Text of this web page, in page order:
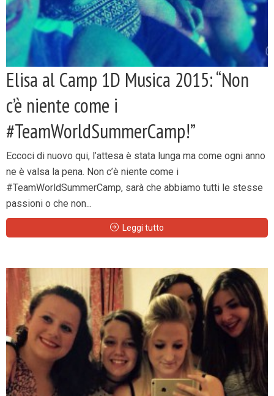
Elisa al Camp 1D Musica 2015: “Non
c’è niente come i
#TeamWorldSummerCamp!”
Eccoci di nuovo qui, l’attesa è stata lunga ma come ogni anno
ne è valsa la pena. Non c’è niente come i
#TeamWorldSummerCamp, sarà che abbiamo tutti le stesse
passioni o che non...
Leggi tutto